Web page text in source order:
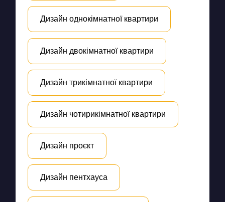
Дизайн однокімнатної квартири
Дизайн двокімнатної квартири
Дизайн трикімнатної квартири
Дизайн чотирикімнатної квартири
Дизайн проєкт
Дизайн пентхауса